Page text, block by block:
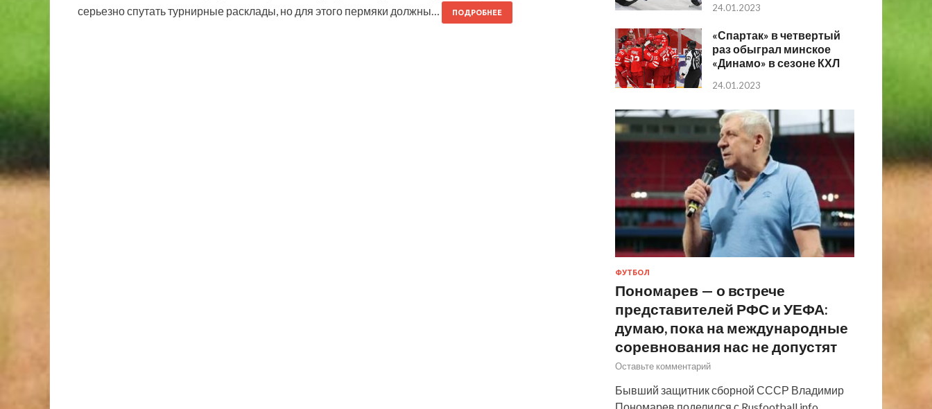
серьезно спутать турнирные расклады, но для этого пермяки должны…
ПОДРОБНЕЕ 24.01.2023
«Спартак» в четвертый
раз обыграл минское
«Динамо» в сезоне КХЛ
24.01.2023
ФУТБОЛ
Пономарев — о встрече
представителей РФС и УЕФА:
думаю, пока на международные
соревнования нас не допустят
Оставьте комментарий
Бывший защитник сборной СССР Владимир